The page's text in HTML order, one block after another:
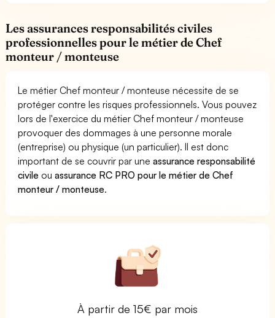
Les assurances responsabilités civiles
professionnelles pour le métier de Chef
monteur / monteuse
Le métier Chef monteur / monteuse nécessite de se
protéger contre les risques professionnels. Vous pouvez
lors de l'exercice du métier Chef monteur / monteuse
provoquer des dommages à une personne morale
(entreprise) ou physique (un particulier). Il est donc
important de se couvrir par uneassurance responsabilité
civile ouassurance RC PRO pour le métier de Chef
monteur / monteuse.
À partir de 15€ par mois